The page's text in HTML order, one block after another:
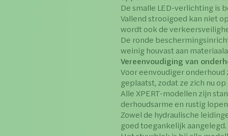
De smalle LED-verlichting is
Vallend strooigoed kan niet
wordt ook de
De ronde
weinig houvast aan
Vereenvoudiging van
Voor eenvoudiger
geplaatst, zodat ze zich nu
Alle XPERT-modellen zijn
derhoudsarme en rustig
Zowel de hydraulische
goed toegankelijk aangelegd.